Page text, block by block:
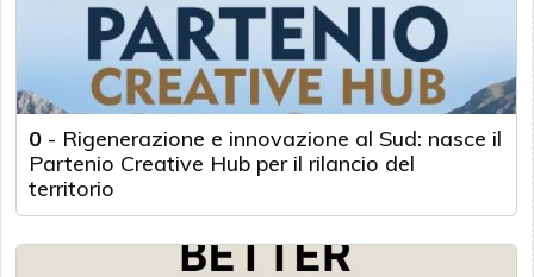
0 - Rigenerazione e innovazione al Sud: nasce il
Partenio Creative Hub per il rilancio del
territorio